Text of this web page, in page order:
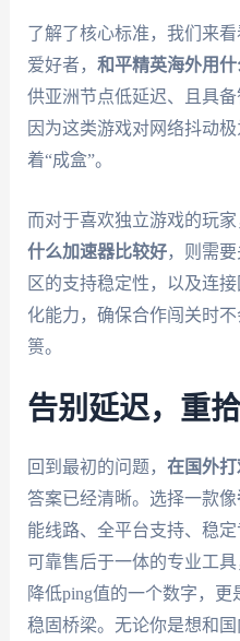
了解了核心标准，我们来
爱好者， 和平精英海外用
供亚洲节点低延迟、且具备
因为这类游戏对网络抖动
着“成盒”。
而对于喜欢独立游戏的玩
什么加速器比较好，则需要
区的支持稳定性，以及连
化能力，确保合作闯关时
篑。
告别延迟，重
回到最初的问题， 在国外
答案已经清晰。选择一款像
能线路、全平台支持、稳
可靠售后于一体的专业工
降低ping值的一个数字，
稳固桥梁。无论你是想和